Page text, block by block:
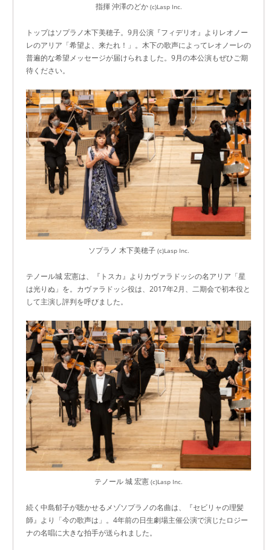
指揮 沖澤のどか (c)Lasp Inc.
トップはソプラノ木下美穂子。9月公演『フィデリオ』よりレオノー
レのアリア「希望よ、来たれ！」。木下の歌声によってレオノーレの
普遍的な希望メッセージが届けられました。9月の本公演もぜひご期
待ください。
ソプラノ 木下美穂子 (c)Lasp Inc.
テノール城 宏憲は、『トスカ』よりカヴァラドッシの名アリア「星
は光りぬ」を。カヴァラドッシ役は、2017年2月、二期会で初本役と
して主演し評判を呼びました。
テノール 城 宏憲 (c)Lasp Inc.
続く中島郁子が聴かせるメゾソプラノの名曲は、『セビリャの理髪
師』より「今の歌声は」。4年前の日生劇場主催公演で演じたロジー
ナの名唱に大きな拍手が送られました。